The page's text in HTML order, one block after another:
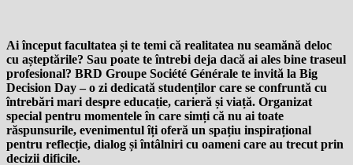
Ai început facultatea și te temi că realitatea nu seamănă deloc
cu așteptările? Sau poate te întrebi deja dacă ai ales bine traseul
profesional? BRD Groupe Société Générale te invită la Big
Decision Day – o zi dedicată studenților care se confruntă cu
întrebări mari despre educație, carieră și viață. Organizat
special pentru momentele în care simți că nu ai toate
răspunsurile, evenimentul îți oferă un spațiu inspirațional
pentru reflecție, dialog și întâlniri cu oameni care au trecut prin
decizii dificile.